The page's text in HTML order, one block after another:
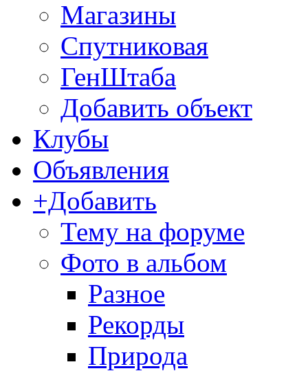
Магазины
Спутниковая
ГенШтаба
Добавить объект
Клубы
Объявления
+Добавить
Тему на форуме
Фото в альбом
Разное
Рекорды
Природа